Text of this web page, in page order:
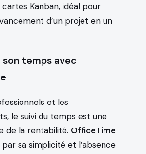
Kanban, idéal pour
d’un projet en un
temps avec
et les
le suivi du temps est une
de la rentabilité. OfficeTime
par sa simplicité et l’absence